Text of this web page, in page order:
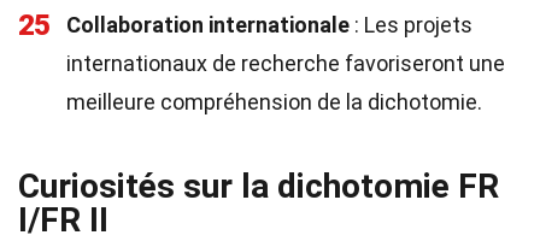
25 Collaboration internationale : Les projets
internationaux de recherche favoriseront une
meilleure compréhension de la dichotomie.
Curiosités sur la dichotomie FR
I/FR II